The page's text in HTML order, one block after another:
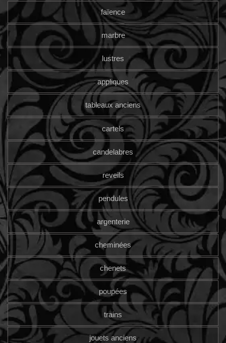
faïence
marbre
lustres
appliques
tableaux anciens
cartels
candelabres
reveils
pendules
argenterie
cheminées
chenets
poupées
trains
jouets anciens